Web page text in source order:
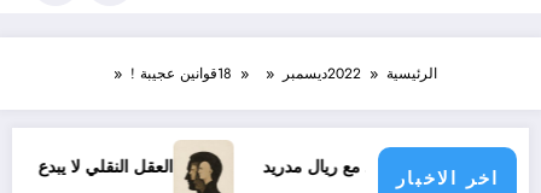
الرئيسية 2022ديسمبر 18قوانين عجيبة !
اخر الاخبار
الجديد مع ريال مدريد العقل النقلي لا يبدع حتى في